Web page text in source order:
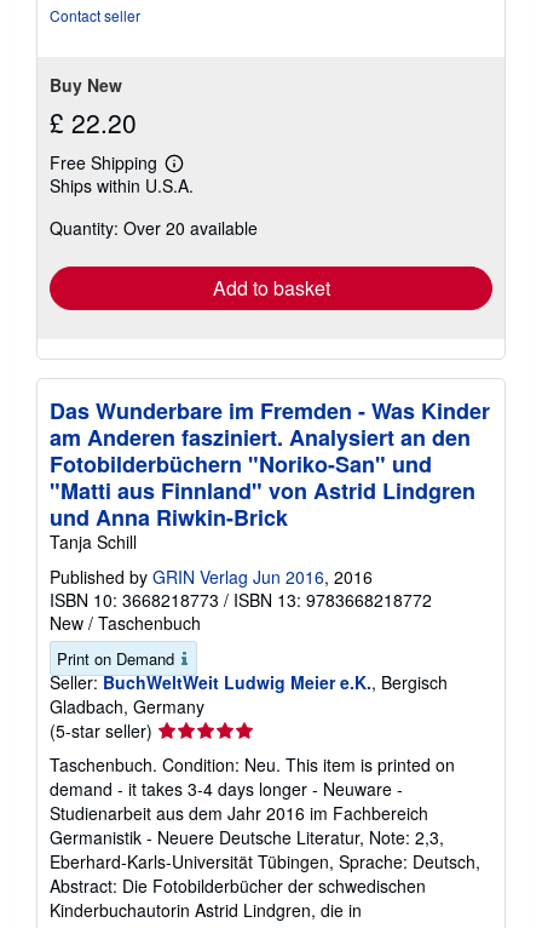
Contact seller
Buy New
£ 22.20
Free Shipping
Learn
more
shipping
Ships within U.S.A.
Quantity: Over 20 available
Add to basket
Das Wunderbare im Fremden - Was Kinder
am Anderen fasziniert. Analysiert an den
Fotobilderbüchern "Noriko-San" und
"Matti aus Finnland" von Astrid Lindgren
und Anna Riwkin-Brick
Tanja Schill
Published by GRIN Verlag Jun 2016, 2016
ISBN 10: 3668218773 / ISBN 13: 9783668218772
New / Taschenbuch
Print on Demand
Seller: BuchWeltWeit Ludwig Meier e.K., Bergisch
Gladbach, Germany
(5-star seller) Seller
rating
5
out
of
5
stars
Taschenbuch. Condition: Neu. This item is printed on
demand - it takes 3-4 days longer - Neuware -
Studienarbeit aus dem Jahr 2016 im Fachbereich
Germanistik - Neuere Deutsche Literatur, Note: 2,3,
Eberhard-Karls-Universität Tübingen, Sprache: Deutsch,
Abstract: Die Fotobilderbücher der schwedischen
Kinderbuchautorin Astrid Lindgren, die in